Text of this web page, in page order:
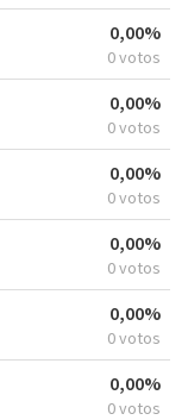
0,00%
0 votos
0,00%
0 votos
0,00%
0 votos
0,00%
0 votos
0,00%
0 votos
0,00%
0 votos